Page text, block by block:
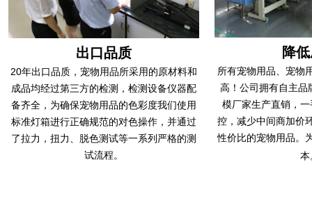
出口品质
20年出口品质，宠物用品所采用的原材料和
成品均经过第三方的检测，检测设备仪器配
备齐全，为确保宠物用品的色彩度我们使用
标准灯箱进行正确规范的对色操作，并通过
了拉力，扭力、脱色测试等一系列严格的测
试流程。
降
所有宠物用品 、宠物
高！ 公司拥有自主品
模厂家生产直销，
控，减少中间商加价
性价比的宠物用品。
本